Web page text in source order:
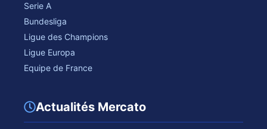
Serie A
Bundesliga
Ligue des Champions
Ligue Europa
Equipe de France
Actualités Mercato